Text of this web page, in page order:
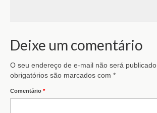
Deixe um comentário
O seu endereço de e-mail não será publicado.
obrigatórios são marcados com *
Comentário *